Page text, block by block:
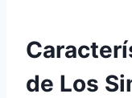
de Los